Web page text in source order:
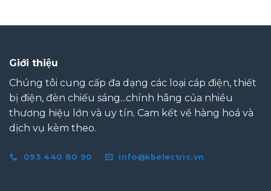
Giới thiệu
Chúng tôi cung cấp đa dạng các loại cáp điện, thiết
bị điện, đèn chiếu sáng...chính hãng của nhiều
thương hiệu lớn và uy tín. Cam kết về hàng hoá và
dịch vụ kèm theo.
093 440 80 90 info@kbelectric.vn